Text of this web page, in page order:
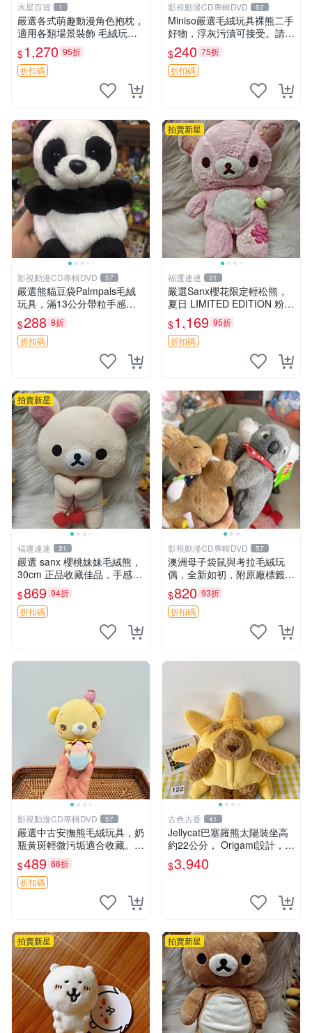
水星百貨 1
嚴選各式萌趣動漫角色抱枕，
適用各類場景裝飾 毛絨玩
具、卡通抱枕、趣味玩偶
$1,270 95折
折扣碼
影視動漫CD專輯DVD 57
Miniso嚴選毛絨玩具裸熊二手
好物，浮灰污漬可接受。請詳
閱照片再下單，售出不退不
換。全新品相收藏推薦。 裸
熊 毛絨玩具 收藏
$240 75折
折扣碼
影視動漫CD專輯DVD 57
嚴選熊貓豆袋Palmpals毛絨
玩具，滿13公分帶粒手感極
佳，電影主題周邊推薦 熊貓
Palmpals 毛絨玩具 豆袋 劇場
版周邊
$288 8折
折扣碼
拍賣新星
福運連連 31
嚴選Sanx櫻花限定輕松熊，
夏日 LIMITED EDITION 粉色
毛絨熊，背有拉鏈設計，肚內
填充豆袋，精致工藝呈現，狀
態如新，適合收藏與送人 櫻
$1,169 95折
折扣碼
拍賣新星
福運連連 31
嚴選 sanx 櫻桃妹妹毛絨熊，
30cm 正品收藏佳品，手感極
軟，適合贈送與收藏 櫻桃妹
妹、sanx、毛絨熊
$869 94折
折扣碼
影視動漫CD專輯DVD 57
澳洲母子袋鼠與考拉毛絨玩
偶，全新如初，附原廠標籤，
手感極軟，適合贈送親朋好
友。袋鼠與考拉正版，精緻尺
寸，適合作為收藏或家飾擺
設，增添暖意。 母子、袋
$820 93折
折扣碼
影視動漫CD專輯DVD 57
嚴選中古安撫熊毛絨玩具，奶
瓶黃斑輕微污垢適合收藏。默
認兩日發貨，全國快遞隨機派
送。 成色如圖可放心購買，
輕微瑕疵和臟污不影響使用。
安撫熊 中古玩偶 毛
$489 88折
折扣碼
古色古香 41
Jellycat巴塞羅熊太陽裝坐高
約22公分， Origami設計，來
自越南。嚴選 Recommendat
ion！巴塞羅、 Origami熊、J
$3,940
拍賣新星 拍賣新星